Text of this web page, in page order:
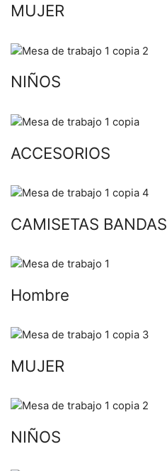
MUJER
NIÑOS
ACCESORIOS
CAMISETAS BANDAS
Hombre
MUJER
NIÑOS